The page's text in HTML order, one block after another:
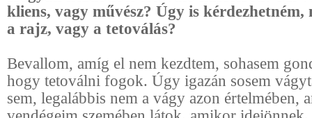
kliens, vagy művész? Úgy is
a rajz, vagy a tetoválás?
Bevallom, amíg el nem kezdtem, sohasem
hogy tetoválni fogok. Úgy igazán sosem
sem, legalábbis nem a vágy azon értelmében,